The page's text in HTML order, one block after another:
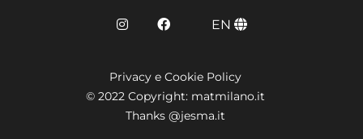
EN
Privacy e Cookie Policy
© 2022 Copyright: matmilano.it
Thanks @jesma.it